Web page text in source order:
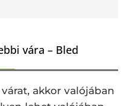
vára – Bled
akkor valójában